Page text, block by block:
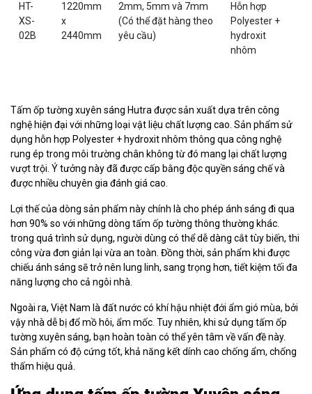
HT-
XS-
02B
1220mm
x
2440mm
2mm, 5mm và 7mm
(Có thể đặt hàng theo
yêu cầu)
Hỗn hợp
Polyester +
hydroxit
nhôm
Tấm ốp tường xuyên sáng Hutra được sản xuất dựa trên công
nghệ hiện đại với những loại vật liệu chất lượng cao. Sản phẩm sử
dụng hỗn hợp Polyester + hydroxit nhôm thông qua công nghệ
rung ép trong môi trường chân không từ đó mang lại chất lượng
vượt trội. Ý tưởng này đã được cấp bằng độc quyền sáng chế và
được nhiều chuyên gia đánh giá cao.
Lợi thế của dòng sản phẩm này chính là cho phép ánh sáng đi qua
hơn 90% so với những dòng tấm ốp tường thông thường khác.
trong quá trình sử dụng, người dùng có thể dễ dàng cắt tùy biến, thi
công vừa đơn giản lại vừa an toàn. Đồng thời, sản phẩm khi được
chiếu ánh sáng sẽ trở nên lung linh, sang trọng hơn, tiết kiệm tối đa
năng lượng cho cả ngôi nhà.
Ngoài ra, Việt Nam là đất nước có khí hậu nhiệt đới ẩm gió mùa, bởi
vậy nhà dễ bị đổ mồ hôi, ẩm mốc. Tuy nhiên, khi sử dụng tấm ốp
tường xuyên sáng, bạn hoàn toàn có thể yên tâm về vấn đề này.
Sản phẩm có độ cứng tốt, khả năng kết dính cao chống ẩm, chống
thấm hiệu quả.